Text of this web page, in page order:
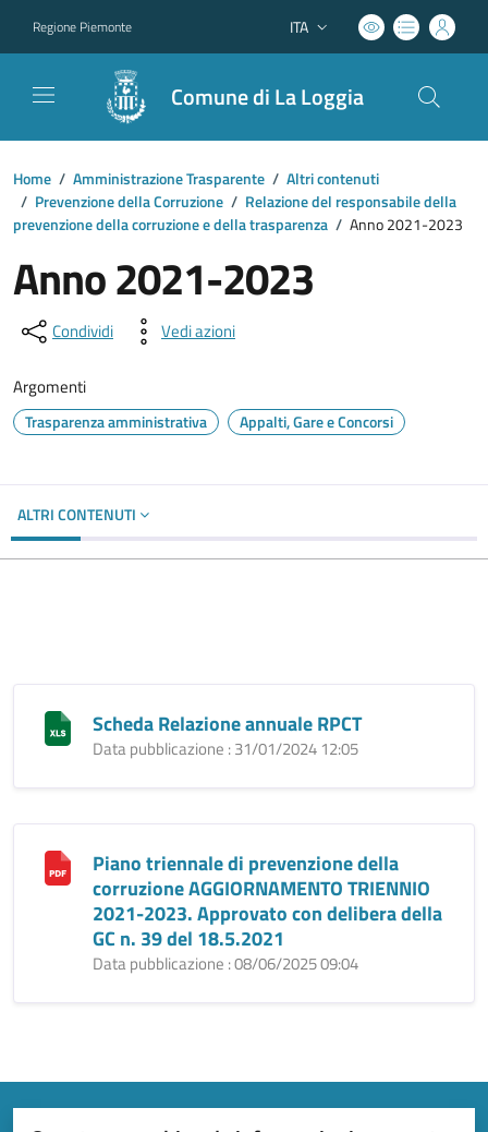
Regione Piemonte Lingua attiva:
ITA
Comune di La Loggia
Home / Amministrazione Trasparente / Altri contenuti
/ Prevenzione della Corruzione / Relazione del responsabile della
prevenzione della corruzione e della trasparenza / Anno 2021-2023
Anno 2021-2023
Condividi Vedi azioni
Argomenti
Trasparenza amministrativa Appalti, Gare e Concorsi
ALTRI CONTENUTI
Scheda Relazione annuale RPCT
Data pubblicazione : 31/01/2024 12:05
Piano triennale di prevenzione della
corruzione AGGIORNAMENTO TRIENNIO
2021-2023. Approvato con delibera della
GC n. 39 del 18.5.2021
Data pubblicazione : 08/06/2025 09:04